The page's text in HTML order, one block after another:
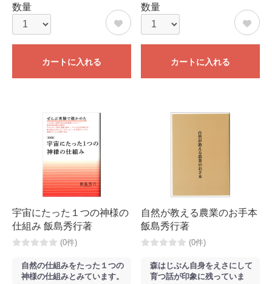
数量
カートに入れる
数量
カートに入れる
宇宙にたった１つの神様の
仕組み 飯島秀行著
(0件)
自然の仕組みをたった１つの
神様の仕組みとみています。
自然が教える農業のお手本
飯島秀行著
(0件)
森はじぶん自身をえさにして
育つ話が印象に残っていま